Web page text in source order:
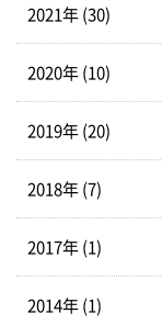
2021年 (30)
2020年 (10)
2019年 (20)
2018年 (7)
2017年 (1)
2014年 (1)